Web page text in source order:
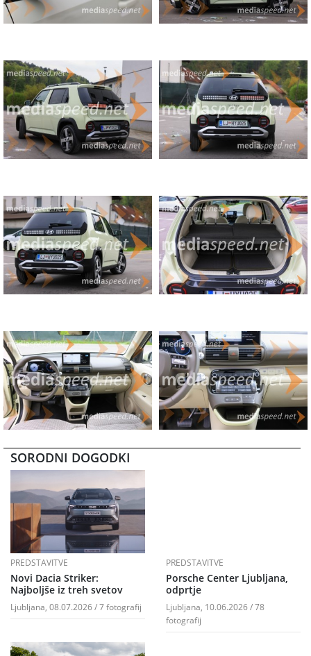
SORODNI DOGODKI
PREDSTAVITVE
Novi Dacia Striker:
Najboljše iz treh svetov
Ljubljana, 08.07.2026 / 7 fotografij
PREDSTAVITVE
Porsche Center Ljubljana,
odprtje
Ljubljana, 10.06.2026 / 78
fotografij